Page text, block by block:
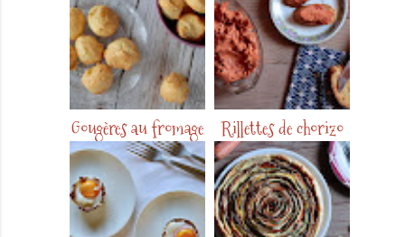
Gougères au fromage Rillettes de chorizo